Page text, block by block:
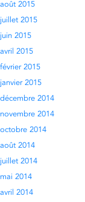
août 2015
juillet 2015
juin 2015
avril 2015
février 2015
janvier 2015
décembre 2014
novembre 2014
octobre 2014
août 2014
juillet 2014
mai 2014
avril 2014